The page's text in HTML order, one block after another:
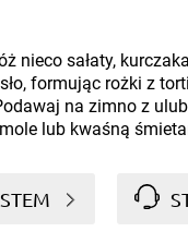
nieco sałaty,
formując rożki z
na zimno z
lub kwaśną